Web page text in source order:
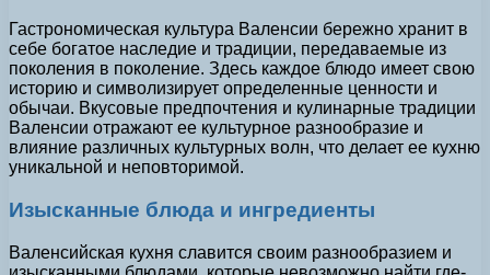
Гастрономическая культура Валенсии бережно хранит в
себе богатое наследие и традиции, передаваемые из
поколения в поколение. Здесь каждое блюдо имеет свою
историю и символизирует определенные ценности и
обычаи. Вкусовые предпочтения и кулинарные традиции
Валенсии отражают ее культурное разнообразие и
влияние различных культурных волн, что делает ее кухню
уникальной и неповторимой.
Изысканные блюда и ингредиенты
Валенсийская кухня славится своим разнообразием и